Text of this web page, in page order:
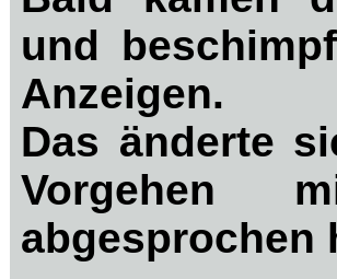
und
Anzeigen.
Das änderte
Vorgehen
abgesprochen